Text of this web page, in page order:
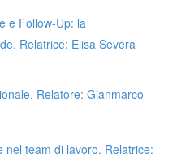
e Follow-Up: la
Relatrice: Elisa Severa
Relatore: Gianmarco
nel team di lavoro. Relatrice: